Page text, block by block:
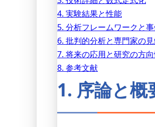
4. 実験結果と性能
5. 分析フレームワークと
6. 批判的分析と専門家の
7. 将来の応用と研究の方
8. 参考文献
1. 序論と概